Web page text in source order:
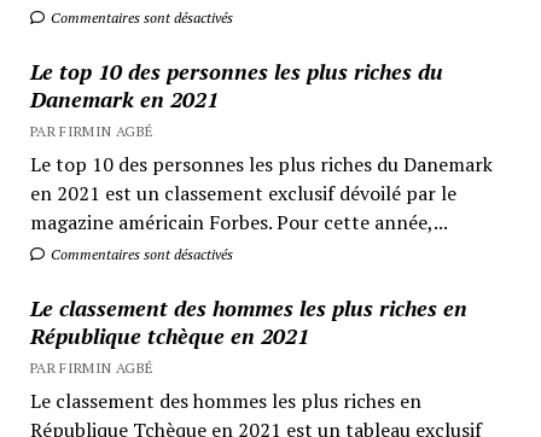
Commentaires sont désactivés
Le top 10 des personnes les plus riches du
Danemark en 2021
PAR FIRMIN AGBÉ
Le top 10 des personnes les plus riches du Danemark
en 2021 est un classement exclusif dévoilé par le
magazine américain Forbes. Pour cette année,...
Commentaires sont désactivés
Le classement des hommes les plus riches en
République tchèque en 2021
PAR FIRMIN AGBÉ
Le classement des hommes les plus riches en
République Tchèque en 2021 est un tableau exclusif